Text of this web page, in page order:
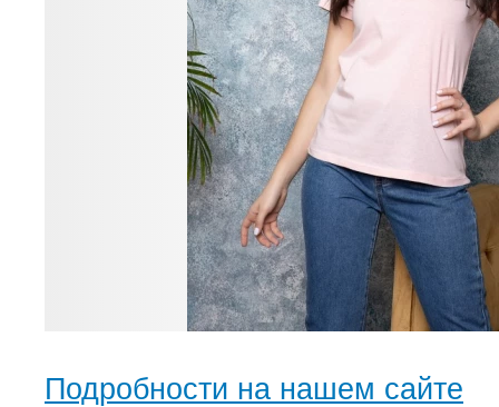
Подробности на нашем сайте